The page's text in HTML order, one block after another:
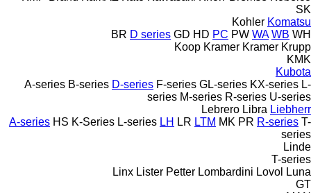
SK
Kohler Komatsu
BR D series GD HD PC PW WA WB WH
Koop Kramer Kramer Krupp
KMK
Kubota
A-series B-series D-series F-series GL-series KX-series L-
series M-series R-series U-series
Lebrero Libra Liebherr
A-series HS K-Series L-series LH LR LTM MK PR R-series T-
series
Linde
T-series
Linx Lister Petter Lombardini Lovol
Luna
GT